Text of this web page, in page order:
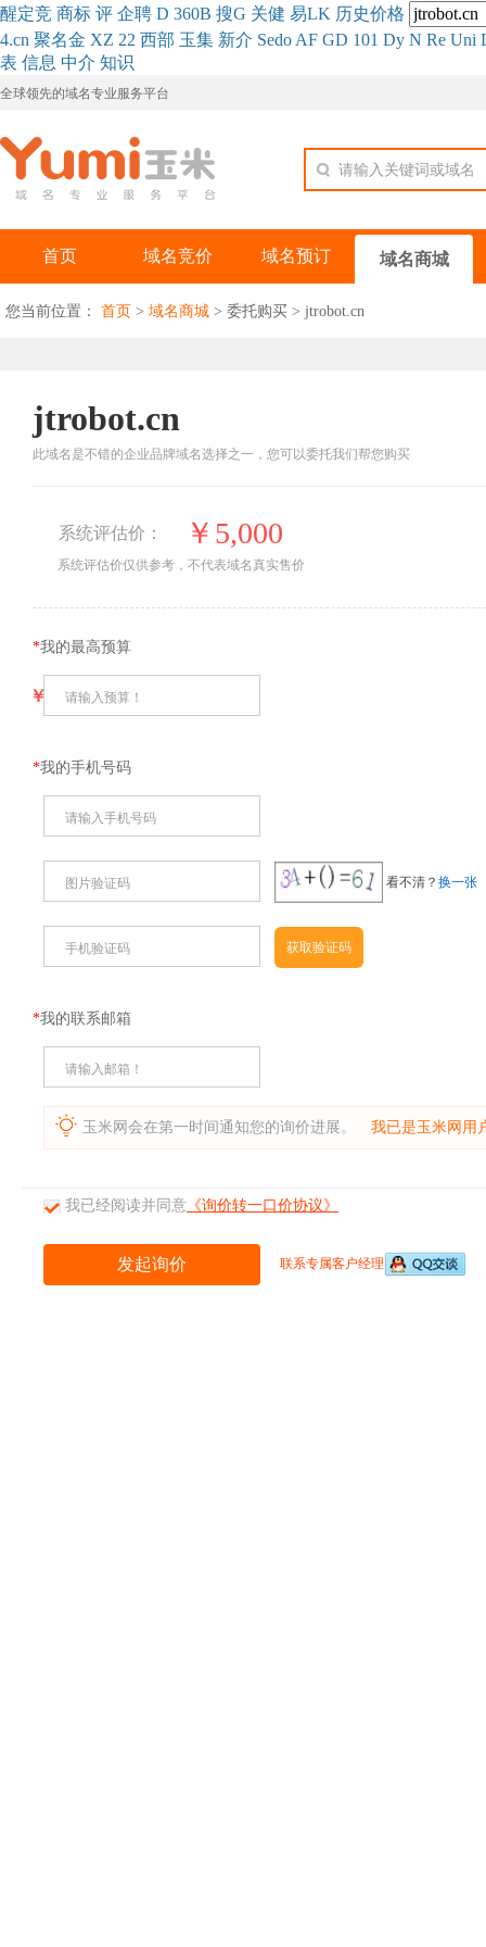
醒定竞 商标 评 企聘 D 360B 搜G 关健 易LK 历史价格
4.cn 聚名金 XZ 22 西部 玉集 新介 Sedo AF GD 101 Dy N Re Uni
表 信息 中介 知识